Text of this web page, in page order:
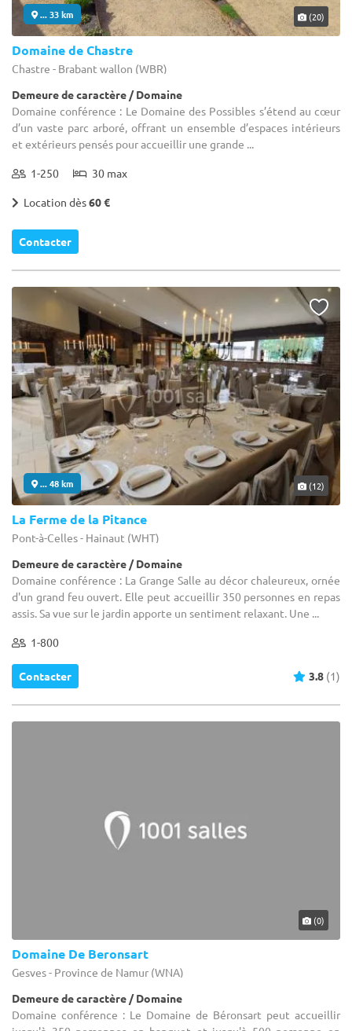
... 33 km (20)
Domaine de Chastre
Chastre - Brabant wallon (WBR)
Demeure de caractère / Domaine
Domaine conférence : Le Domaine des Possibles s’étend au cœur
d’un vaste parc arboré, offrant un ensemble d’espaces intérieurs
et extérieurs pensés pour accueillir une grande ...
1-250 30 max
Location dès60 €
Contacter
... 48 km (12)
La Ferme de la Pitance
Pont-à-Celles - Hainaut (WHT)
Demeure de caractère / Domaine
Domaine conférence : La Grange Salle au décor chaleureux, ornée
d'un grand feu ouvert. Elle peut accueillir 350 personnes en repas
assis. Sa vue sur le jardin apporte un sentiment relaxant. Une ...
1-800
Contacter 3.8 (1)
(0)
Domaine De Beronsart
Gesves - Province de Namur (WNA)
Demeure de caractère / Domaine
Domaine conférence : Le Domaine de Béronsart peut accueillir